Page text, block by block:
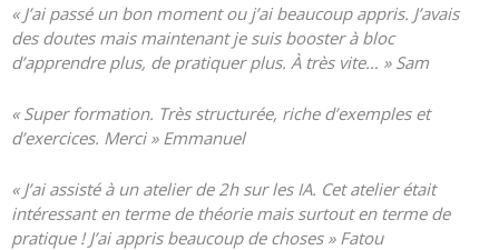
« J’ai passé un bon moment ou j’ai beaucoup appris. J’avais
des doutes mais maintenant je suis booster à bloc
d’apprendre plus, de pratiquer plus. À très vite… » Sam
« Super formation. Très structurée, riche d’exemples et
d’exercices. Merci » Emmanuel
« J’ai assisté à un atelier de 2h sur les IA. Cet atelier était
intéressant en terme de théorie mais surtout en terme de
pratique ! J’ai appris beaucoup de choses » Fatou